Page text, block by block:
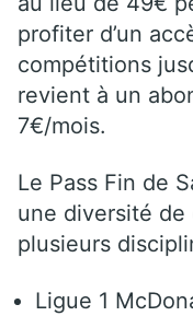
profiter d’un
compétitions
revient à un
7€/mois.
Le Pass Fin de
une diversité
plusieurs
Ligue 1